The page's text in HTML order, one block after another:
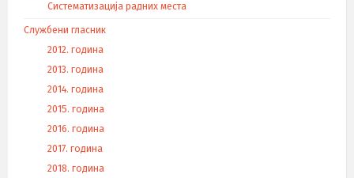
Систематизација радних места
Службени гласник
2012. година
2013. година
2014. година
2015. година
2016. година
2017. година
2018. година